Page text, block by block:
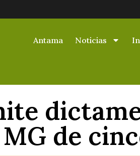
Antama Noticias
de